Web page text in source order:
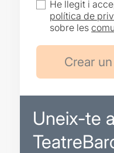
He llegit i
política de
sobre les
Uneix-te a